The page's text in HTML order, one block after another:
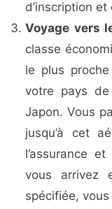
d’inscription
Voyage vers
classe
le plus
votre pays
Japon. Vous
jusqu’à cet
l’assurance
vous arrivez
spécifiée,